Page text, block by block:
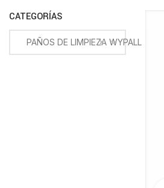
CATEGORÍAS
×
PAÑOS DE LIMPIEZA WYPALL